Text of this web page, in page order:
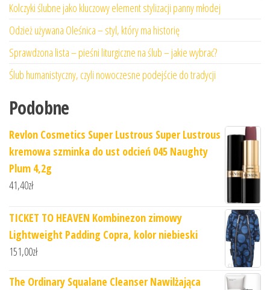
Kolczyki ślubne jako kluczowy element stylizacji panny młodej
Odzież używana Oleśnica – styl, który ma historię
Sprawdzona lista – pieśni liturgiczne na ślub – jakie wybrać?
Ślub humanistyczny, czyli nowoczesne podejście do tradycji
Podobne
Revlon Cosmetics Super Lustrous Super Lustrous
kremowa szminka do ust odcień 045 Naughty
Plum 4,2g
41,40zł
TICKET TO HEAVEN Kombinezon zimowy
Lightweight Padding Copra, kolor niebieski
151,00zł
The Ordinary Squalane Cleanser Nawilżająca